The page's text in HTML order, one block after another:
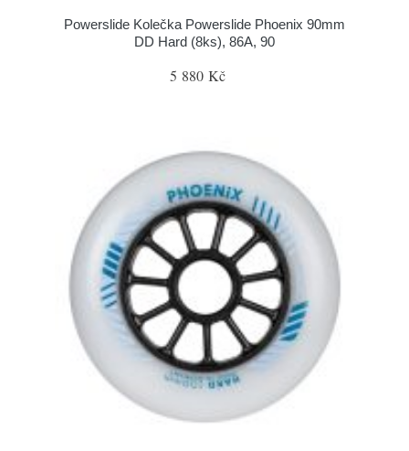
Powerslide Kolečka Powerslide Phoenix 90mm
DD Hard (8ks), 86A, 90
5 880 Kč